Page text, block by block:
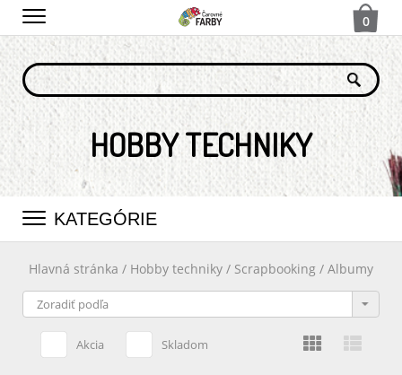
0
HOBBY TECHNIKY
KATEGÓRIE
Hlavná stránka / Hobby techniky / Scrapbooking / Albumy
Akcia Skladom